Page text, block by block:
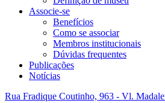
Associe-se
Benefícios
Como se associar
Membros institucionais
Dúvidas frequentes
Publicações
Notícias
Rua Fradique Coutinho, 963 - Vl.